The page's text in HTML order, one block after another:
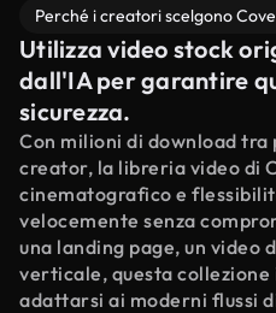
Perché i creatori scelgono
Utilizza video stock
dall'IA per garantire
sicurezza.
Con milioni di download
creator, la libreria video di
cinematografico e
velocemente senza
una landing page, un video
verticale, questa
adattarsi ai moderni flussi